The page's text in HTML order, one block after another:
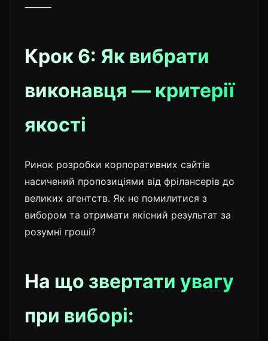
⸻
Крок 6: Як вибрати
виконавця — критерії
якості
Ринок розробки корпоративних сайтів
насичений пропозиціями від фрілансерів до
великих агентств. Як не помилитися з
вибором та отримати якісний результат за
розумні гроші?
На що звертати увагу
при виборі: